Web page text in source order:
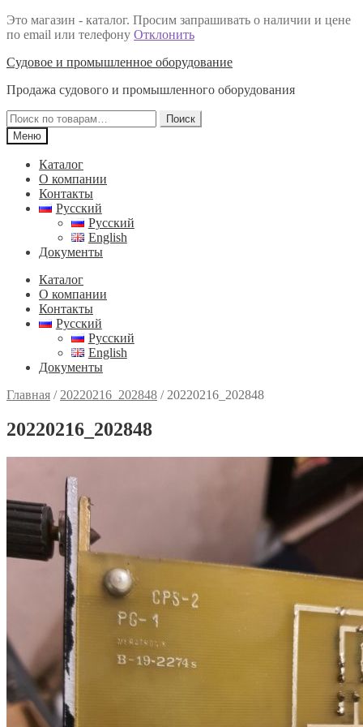
Это магазин - каталог. Просим запрашивать о наличии и цене
по email или телефону Отклонить
Перейти
навигации
Перейти
содержимому
Судовое и промышленное оборудование
Продажа судового и промышленного оборудования
Искать:
Поиск
Меню
Каталог
О компании
Контакты
Русский
Русский
English
Документы
Каталог
О компании
Контакты
Русский
Русский
English
Документы
Главная / 20220216_202848 / 20220216_202848
20220216_202848